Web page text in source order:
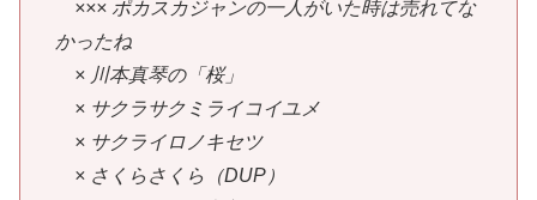
××× ポカスカジャンの一人がいた時は売れてな
かったね
× 川本真琴の「桜」
× サクラサクミライコイユメ
× サクライロノキセツ
× さくらさくら（DUP）